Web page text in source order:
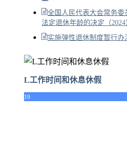
全国人民代表大会常务
法定退休年龄的决定（2024
实施弹性退休制度暂行办
L工作时间和休息休假
19